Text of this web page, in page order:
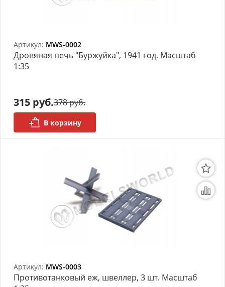
Артикул: MWS-0002
Дровяная печь "Буржуйка", 1941 год. Масштаб
1:35
315 руб.378 руб.
В корзину
Артикул: MWS-0003
Противотанковый еж, швеллер, 3 шт. Масштаб